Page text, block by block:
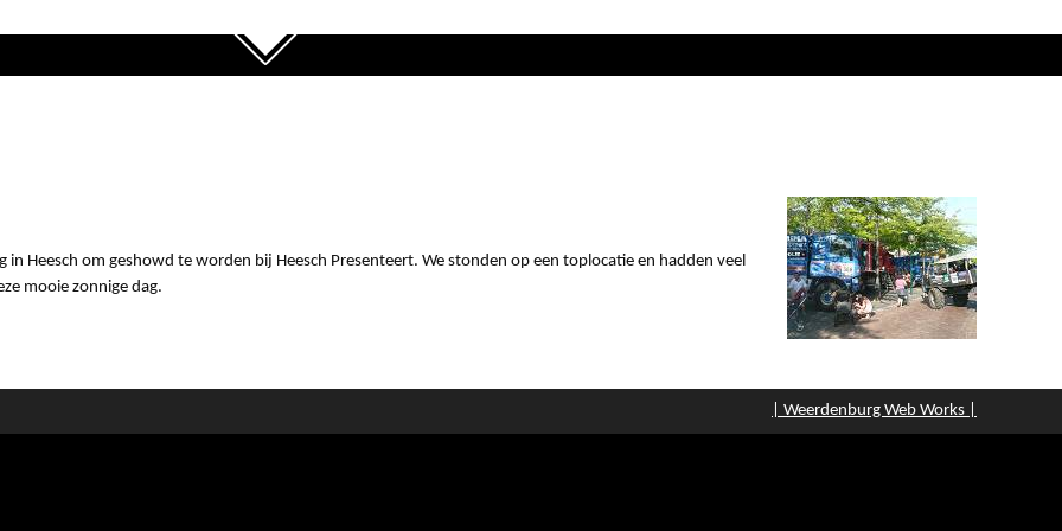
Heesch om geshowd te worden bij Heesch Presenteert. We stonden op een toplocatie en hadden veel
mooie zonnige dag.
| Weerdenburg Web Works |